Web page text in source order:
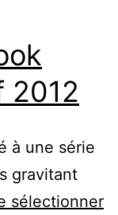
2012
à une série
gravitant
sélectionner